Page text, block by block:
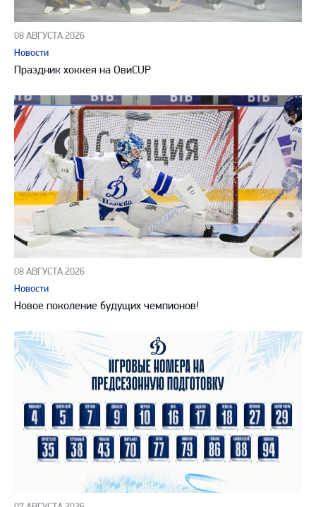
08 АВГУСТА 2026
Новости
Праздник хоккея на ОвиCUP
08 АВГУСТА 2026
Новости
Новое поколение будущих чемпионов!